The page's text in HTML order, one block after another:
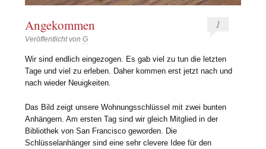
Angekommen
Veröffentlicht vonG
1
Wir sind endlich eingezogen. Es gab viel zu tun die letzten
Tage und viel zu erleben. Daher kommen erst jetzt nach und
nach wieder Neuigkeiten.
Das Bild zeigt unsere Wohnungsschlüssel mit zwei bunten
Anhängern. Am ersten Tag sind wir gleich Mitglied in der
Bibliothek von San Francisco geworden. Die
Schlüsselanhänger sind eine sehr clevere Idee für den